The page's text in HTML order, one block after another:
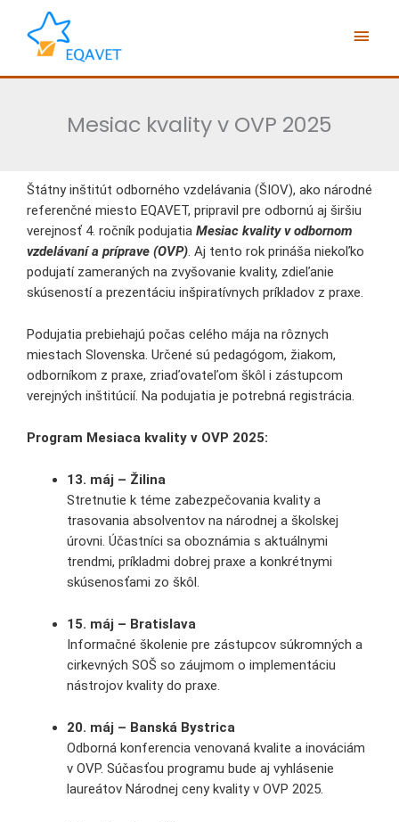
Preskočiť
obsah
Mesiac kvality v OVP 2025
Štátny inštitút odborného vzdelávania (ŠIOV), ako národné
referenčné miesto EQAVET, pripravil pre odbornú aj širšiu
verejnosť 4. ročník podujatia Mesiac kvality v odbornom
vzdelávaní a príprave (OVP). Aj tento rok prináša niekoľko
podujatí zameraných na zvyšovanie kvality, zdieľanie
skúseností a prezentáciu inšpiratívnych príkladov z praxe.
Podujatia prebiehajú počas celého mája na rôznych
miestach Slovenska. Určené sú pedagógom, žiakom,
odborníkom z praxe, zriaďovateľom škôl i zástupcom
verejných inštitúcií. Na podujatia je potrebná registrácia.
Program Mesiaca kvality v OVP 2025:
13. máj – Žilina
Stretnutie k téme zabezpečovania kvality a
trasovania absolventov na národnej a školskej
úrovni. Účastníci sa oboznámia s aktuálnymi
trendmi, príkladmi dobrej praxe a konkrétnymi
skúsenosťami zo škôl.
15. máj – Bratislava
Informačné školenie pre zástupcov súkromných a
cirkevných SOŠ so záujmom o implementáciu
nástrojov kvality do praxe.
20. máj – Banská Bystrica
Odborná konferencia venovaná kvalite a inováciám
v OVP. Súčasťou programu bude aj vyhlásenie
laureátov Národnej ceny kvality v OVP 2025.